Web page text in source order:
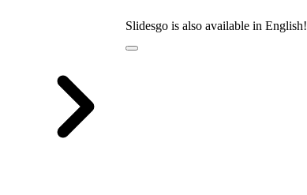
Slidesgo is also available in English!